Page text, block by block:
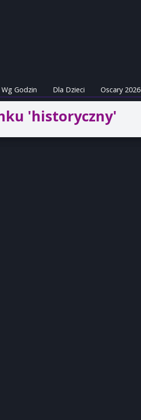
Wg Godzin Dla Dzieci Oscary 2026
'historyczny'